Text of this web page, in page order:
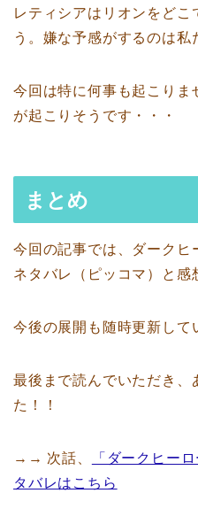
レティシアはリオンをどこ
う。嫌な予感がするのは私
今回は特に何事も起こりま
が起こりそうです・・・
まとめ
今回の記事では、ダークヒ
ネタバレ（ピッコマ）と感
今後の展開も随時更新して
最後まで読んでいただき、
た！！
→→ 次話、
「ダークヒー
タバレはこちら